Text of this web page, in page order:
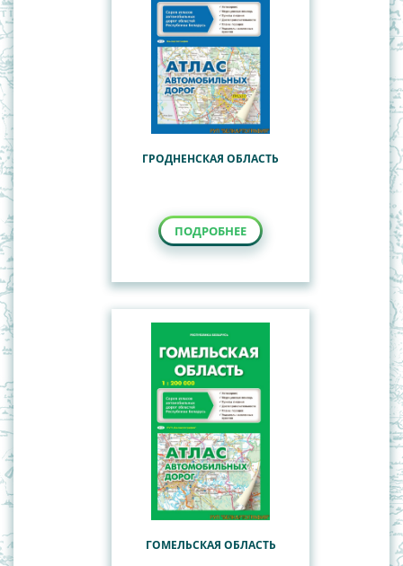
ГРОДНЕНСКАЯ ОБЛАСТЬ
ПОДРОБНЕЕ
ГОМЕЛЬСКАЯ ОБЛАСТЬ